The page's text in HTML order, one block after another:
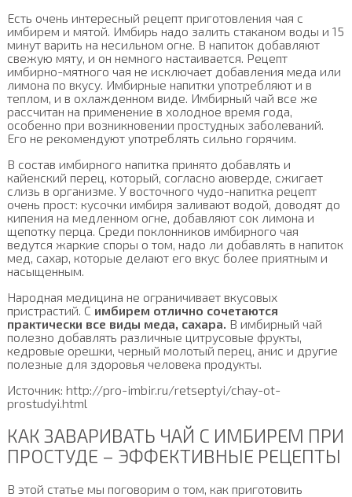
Есть очень интересный рецепт приготовления чая с
имбирем и мятой. Имбирь надо залить стаканом воды и 15
минут варить на несильном огне. В напиток добавляют
свежую мяту, и он немного настаивается. Рецепт
имбирно-мятного чая не исключает добавления меда или
лимона по вкусу. Имбирные напитки употребляют и в
теплом, и в охлажденном виде. Имбирный чай все же
рассчитан на применение в холодное время года,
особенно при возникновении простудных заболеваний.
Его не рекомендуют употреблять сильно горячим.
В состав имбирного напитка принято добавлять и
кайенский перец, который, согласно аюверде, сжигает
слизь в организме. У восточного чудо-напитка рецепт
очень прост: кусочки имбиря заливают водой, доводят до
кипения на медленном огне, добавляют сок лимона и
щепотку перца. Среди поклонников имбирного чая
ведутся жаркие споры о том, надо ли добавлять в напиток
мед, сахар, которые делают его вкус более приятным и
насыщенным.
Народная медицина не ограничивает вкусовых
пристрастий. С имбирем отлично сочетаются
практически все виды меда, сахара. В имбирный чай
полезно добавлять различные цитрусовые фрукты,
кедровые орешки, черный молотый перец, анис и другие
полезные для здоровья человека продукты.
Источник: http://pro-imbir.ru/retseptyi/chay-ot-
prostudyi.html
КАК ЗАВАРИВАТЬ ЧАЙ С ИМБИРЕМ ПРИ
ПРОСТУДЕ – ЭФФЕКТИВНЫЕ РЕЦЕПТЫ
В этой статье мы поговорим о том, как приготовить